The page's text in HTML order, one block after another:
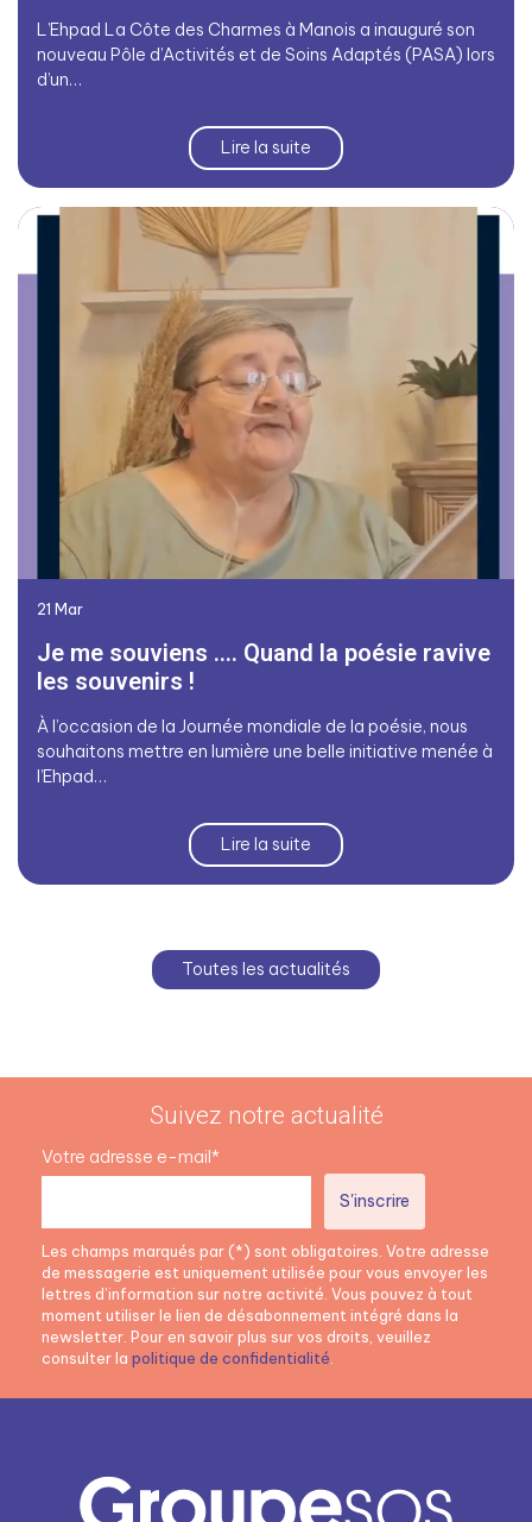
L’Ehpad La Côte des Charmes à Manois a inauguré son
nouveau Pôle d’Activités et de Soins Adaptés (PASA) lors
d’un…
Lire la suite
21 Mar
Je me souviens .... Quand la poésie ravive
les souvenirs !
À l’occasion de la Journée mondiale de la poésie, nous
souhaitons mettre en lumière une belle initiative menée à
l’Ehpad…
Lire la suite
Toutes les actualités
Suivez notre actualité
Votre adresse e-mail*
Les champs marqués par (*) sont obligatoires. Votre adresse
de messagerie est uniquement utilisée pour vous envoyer les
lettres d’information sur notre activité. Vous pouvez à tout
moment utiliser le lien de désabonnement intégré dans la
newsletter. Pour en savoir plus sur vos droits, veuillez
consulter la politique de confidentialité